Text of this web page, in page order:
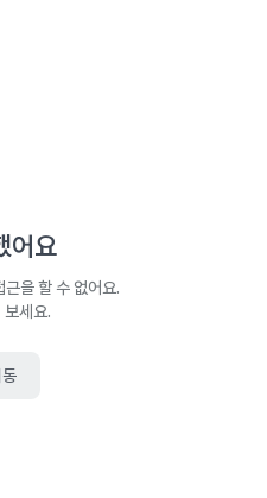
어요
을 할 수 없어요.
보세요.